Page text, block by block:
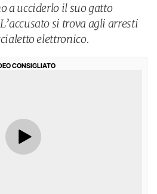
a ucciderlo il suo gatto
si trova agli arresti
elettronico.
CONSIGLIATO